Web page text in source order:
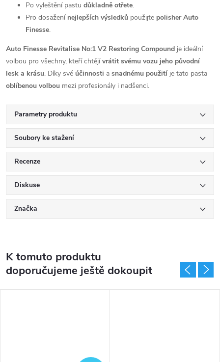
Po vyleštění pastu důkladně otřete.
Pro dosažení nejlepších výsledků použijte polisher Auto
Finesse.
Auto Finesse Revitalise No:1 V2 Restoring Compound je ideální
volbou pro všechny, kteří chtějívrátit svému vozu jeho původní
lesk a krásu. Díky své účinnosti a snadnému použití je tato pasta
oblíbenou volbou mezi profesionály i nadšenci.
Parametry produktu
Soubory ke stažení
Recenze
Diskuse
Značka
K tomuto produktu
doporučujeme ještě dokoupit